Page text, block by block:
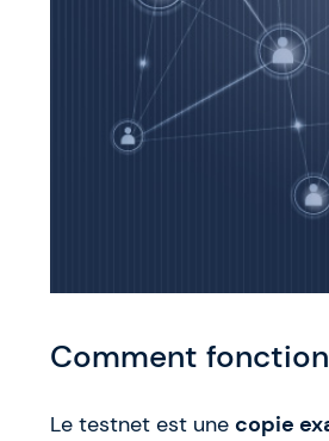
Comment
Le testnet est une copie